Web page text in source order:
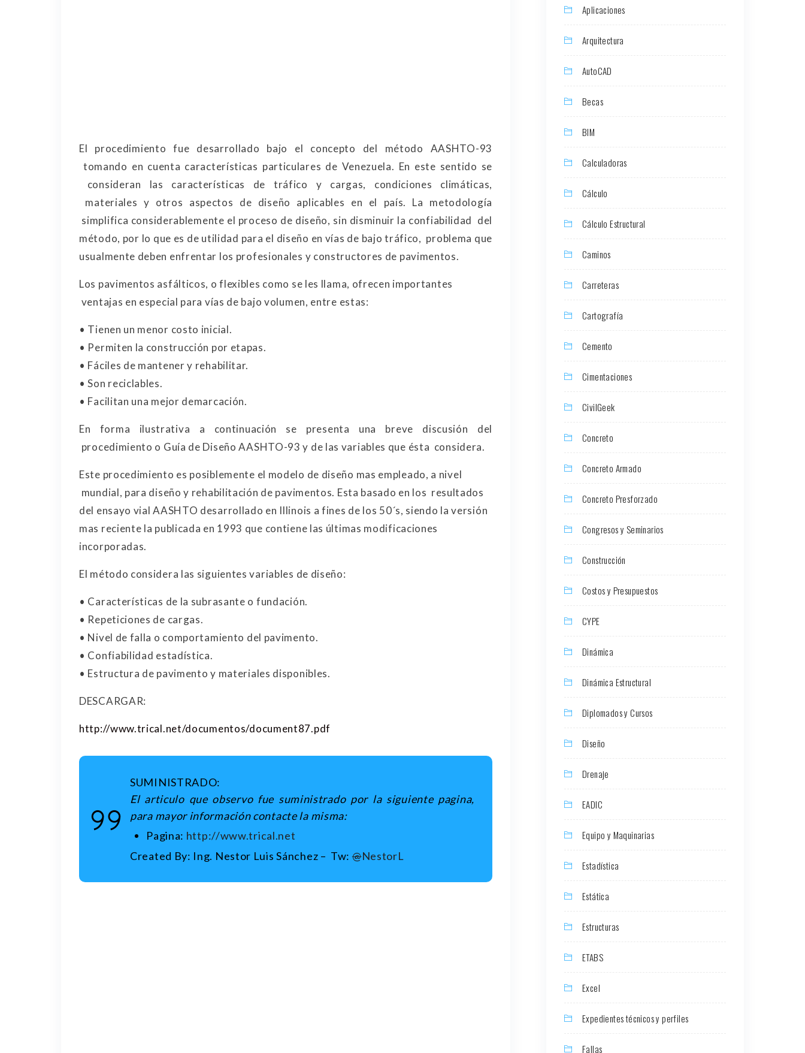
El procedimiento fue desarrollado bajo el concepto del método AASHTO-93
tomando en cuenta características particulares de Venezuela. En este sentido se
consideran las características de tráfico y cargas, condiciones climáticas,
materiales y otros aspectos de diseño aplicables en el país. La metodología
simplifica considerablemente el proceso de diseño, sin disminuir la confiabilidad del
método, por lo que es de utilidad para el diseño en vías de bajo tráfico, problema que
usualmente deben enfrentar los profesionales y constructores de pavimentos.
Los pavimentos asfálticos, o flexibles como se les llama, ofrecen importantes
ventajas en especial para vías de bajo volumen, entre estas:
• Tienen un menor costo inicial.
• Permiten la construcción por etapas.
• Fáciles de mantener y rehabilitar.
• Son reciclables.
• Facilitan una mejor demarcación.
En forma ilustrativa a continuación se presenta una breve discusión del
procedimiento o Guía de Diseño AASHTO-93 y de las variables que ésta considera.
Este procedimiento es posiblemente el modelo de diseño mas empleado, a nivel
mundial, para diseño y rehabilitación de pavimentos. Esta basado en los resultados
del ensayo vial AASHTO desarrollado en Illinois a fines de los 50´s, siendo la versión
mas reciente la publicada en 1993 que contiene las últimas modificaciones
incorporadas.
El método considera las siguientes variables de diseño:
• Características de la subrasante o fundación.
• Repeticiones de cargas.
• Nivel de falla o comportamiento del pavimento.
• Confiabilidad estadística.
• Estructura de pavimento y materiales disponibles.
DESCARGAR:
http://www.trical.net/documentos/document87.pdf
SUMINISTRADO:
El articulo que observo fue suministrado por la siguiente pagina,
para mayor información contactela misma:
Pagina: http://www.trical.net
Created By: Ing. Nestor Luis Sánchez – Tw:@NestorL
Aplicaciones
Arquitectura
AutoCAD
Becas
BIM
Calculadoras
Cálculo
Cálculo Estructural
Caminos
Carreteras
Cartografía
Cemento
Cimentaciones
CivilGeek
Concreto
Concreto Armado
Concreto Presforzado
Congresos y Seminarios
Construcción
Costos y Presupuestos
CYPE
Dinámica
Dinámica Estructural
Diplomados y Cursos
Diseño
Drenaje
EADIC
Equipo y Maquinarias
Estadística
Estática
Estructuras
ETABS
Excel
Expedientes técnicos y perfiles
Fallas